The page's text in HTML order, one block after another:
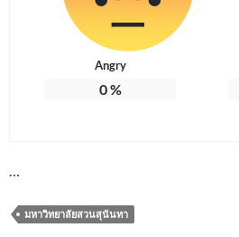
Angry
0%
มหาวิทยาลัยสวนสุนันทา